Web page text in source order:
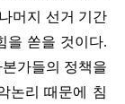
머지 선거 기간
을 쏟을 것이다.
가들의 정책을
논리 때문에 침